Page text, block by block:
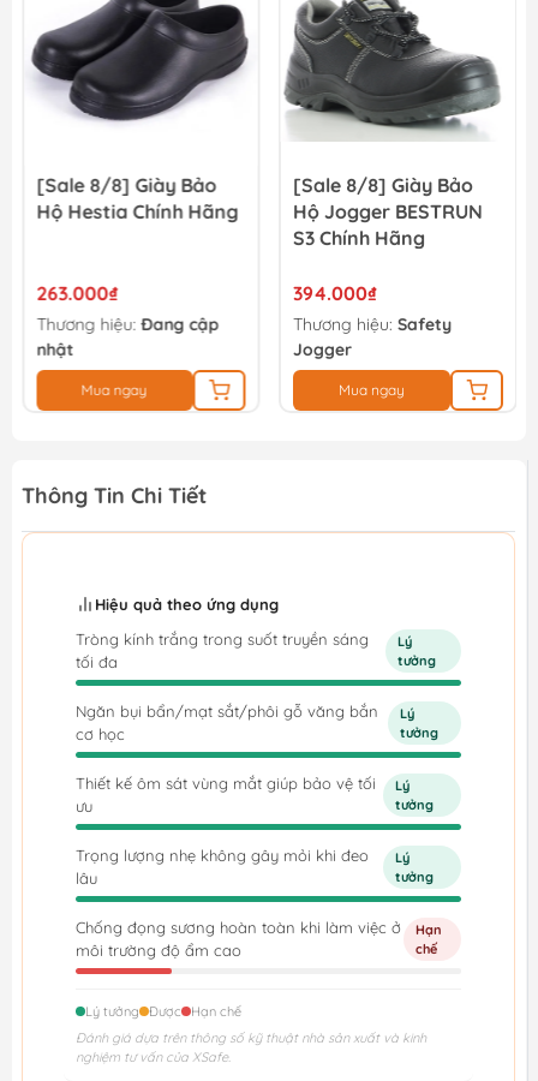
[Sale 8/8] Giày Bảo
Hộ Hestia Chính Hãng
263.000₫
Thương hiệu: Đang cập
nhật
Mua ngay
[Sale 8/8] Giày Bảo
Hộ Jogger BESTRUN
S3 Chính Hãng
394.000₫
Thương hiệu: Safety
Jogger
Mua ngay
Thông Tin Chi Tiết
Hiệu quả theo ứng dụng
Tròng kính trắng trong suốt truyền sáng
tối đa
Lý
tưởng
Ngăn bụi bẩn/mạt sắt/phôi gỗ văng bắn
cơ học
Lý
tưởng
Thiết kế ôm sát vùng mắt giúp bảo vệ tối
ưu
Lý
tưởng
Trọng lượng nhẹ không gây mỏi khi đeo
lâu
Lý
tưởng
Chống đọng sương hoàn toàn khi làm việc ở
môi trường độ ẩm cao
Hạn
chế
Lý tưởng Được
Hạn chế
Đánh giá dựa trên thông số kỹ thuật nhà sản xuất và kinh
nghiệm tư vấn của XSafe.